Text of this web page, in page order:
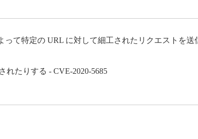
て特定の URL に対して細工されたリクエストを送
たりする - CVE-2020-5685